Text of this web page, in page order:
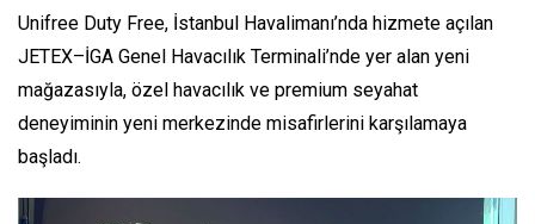
Unifree Duty Free, İstanbul Havalimanı’nda hizmete açılan
JETEX–İGA Genel Havacılık Terminali’nde yer alan yeni
mağazasıyla, özel havacılık ve premium seyahat
deneyiminin yeni merkezinde misafirlerini karşılamaya
başladı.